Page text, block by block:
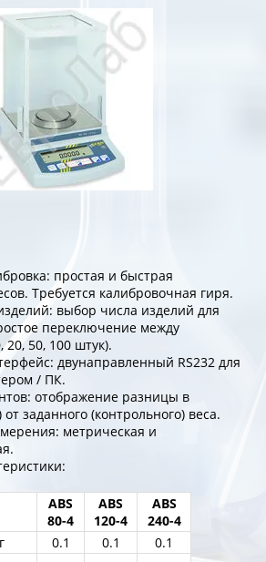
простая и быстрая
Требуется калибровочная гиря.
выбор числа изделий для
переключение между
50, 100 штук).
двунаправленный RS232 для
/ ПК.
отображение разницы в
заданного (контрольного) веса.
метрическая и
ABS
80-4
ABS
120-4
ABS
240-4
0.1 0.1
0.1